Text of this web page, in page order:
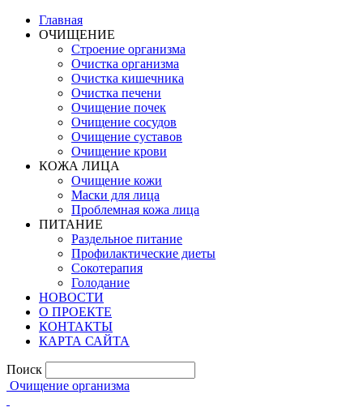
Главная
ОЧИЩЕНИЕ
Строение организма
Очистка организма
Очистка кишечника
Очистка печени
Очищение почек
Очищение сосудов
Очищение суставов
Очищение крови
КОЖА ЛИЦА
Очищение кожи
Маски для лица
Проблемная кожа лица
ПИТАНИЕ
Раздельное питание
Профилактические диеты
Сокотерапия
Голодание
НОВОСТИ
О ПРОЕКТЕ
КОНТАКТЫ
КАРТА САЙТА
Поиск
Очищение организма